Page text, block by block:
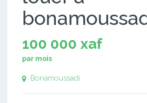
100 000 xaf
par mois
Bonamoussadi